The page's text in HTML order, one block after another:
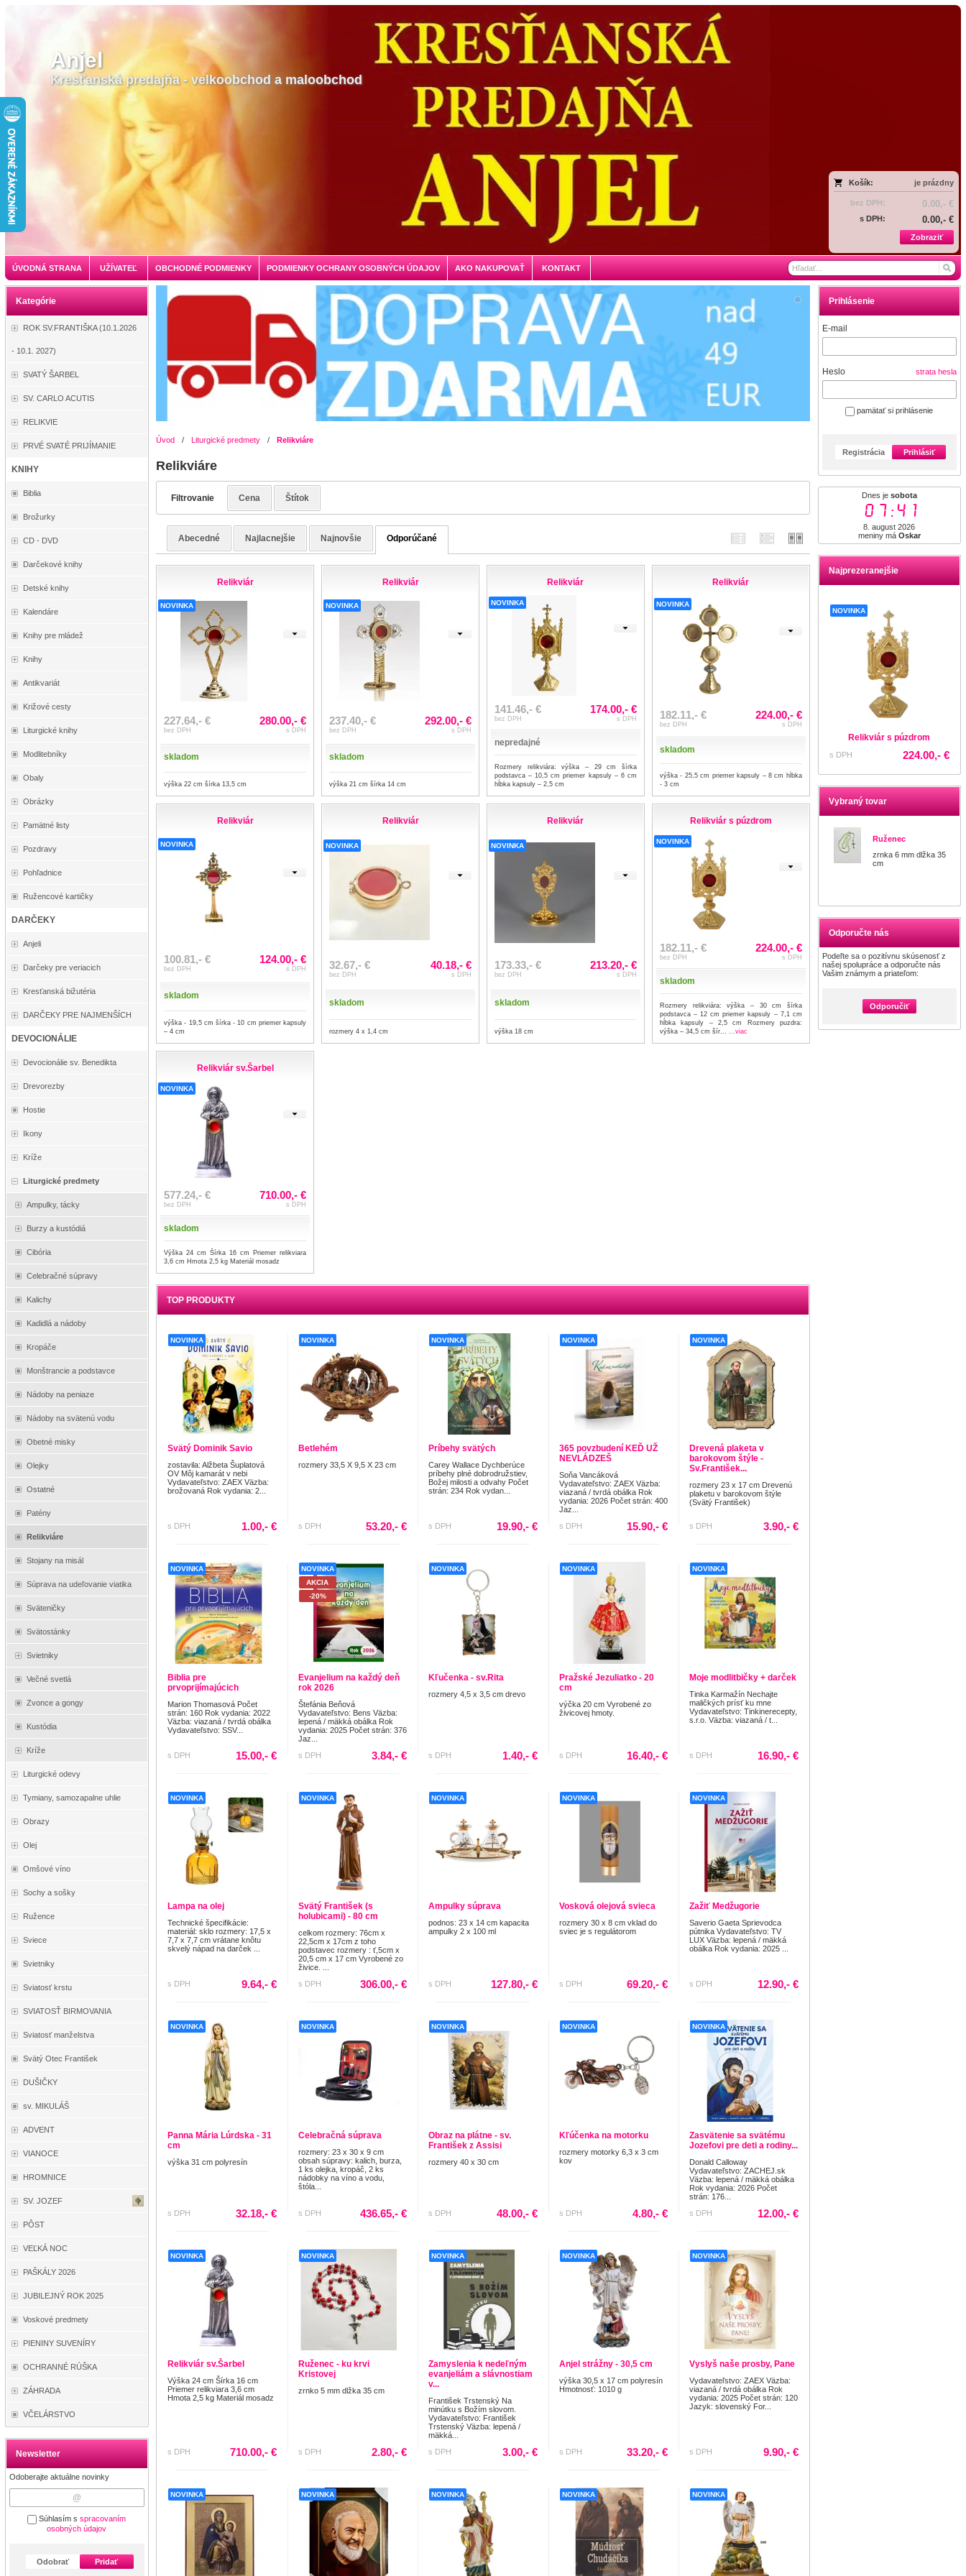
Košík: je prázdny
bez DPH: 0.00,- €
s DPH: 0.00,- €
Zobraziť
Anjel
Kresťanská predajňa - velkoobchod a maloobchod
ÚVODNÁ STRANA UŽÍVATEĽ OBCHODNÉ PODMIENKY PODMIENKY OCHRANY OSOBNÝCH ÚDAJOV AKO NAKUPOVAŤ KONTAKT
Kategórie
ROK SV.FRANTIŠKA (10.1.2026
- 10.1. 2027)
SVATÝ ŠARBEL
SV. CARLO ACUTIS
RELIKVIE
PRVÉ SVATÉ PRIJÍMANIE
KNIHY
Biblia
Brožurky
CD - DVD
Darčekové knihy
Detské knihy
Kalendáre
Knihy pre mládež
Knihy
Antikvariát
Križové cesty
Liturgické knihy
Modlitebníky
Obaly
Obrázky
Pamätné listy
Pozdravy
Pohľadnice
Ružencové kartičky
DARČEKY
Anjeli
Darčeky pre veriacich
Kresťanská bižutéria
DARČEKY PRE NAJMENŠÍCH
DEVOCIONÁLIE
Devocionálie sv. Benedikta
Drevorezby
Hostie
Ikony
Kríže
Liturgické predmety
Ampulky, tácky
Burzy a kustódiá
Cibória
Celebračné súpravy
Kalichy
Kadidlá a nádoby
Kropáče
Monštrancie a podstavce
Nádoby na peniaze
Nádoby na svätenú vodu
Obetné misky
Olejky
Ostatné
Patény
Relikviáre
Stojany na misál
Súprava na udeľovanie viatika
Sväteničky
Svätostánky
Svietniky
Večné svetlá
Zvonce a gongy
Kustódia
Kríže
Liturgické odevy
Tymiany, samozapalne uhlie
Obrazy
Olej
Omšové víno
Sochy a sošky
Ružence
Sviece
Svietniky
Sviatosť krstu
SVIATOSŤ BIRMOVANIA
Sviatosť manželstva
Svätý Otec František
DUŠIČKY
sv. MIKULÁŠ
ADVENT
VIANOCE
HROMNICE
SV. JOZEF
PÔST
VEĽKÁ NOC
PAŠKÁLY 2026
JUBILEJNÝ ROK 2025
Voskové predmety
PIENINY SUVENÍRY
OCHRANNÉ RÚŠKA
ZÁHRADA
VČELÁRSTVO
Newsletter
Odoberajte aktuálne novinky
Súhlasím sspracovaním
osobných údajov
Odobrať Pridať
Prihlásenie
E-mail
Heslo strata hesla
pamätať si prihlásenie
Registrácia Prihlásiť
Dnes je sobota
07:41
8. august 2026
meniny má Oskar
Najprezeranejšie
NOVINKA
Relikviár s púzdrom
s DPH 224.00,- €
Vybraný tovar
Ruženec
zrnka 6 mm dlžka 35
cm
Odporučte nás
Podeľte sa o pozitívnu skúsenosť z
našej spolupráce a odporučte nás
Vašim známym a priateľom:
Odporučiť
Úvod / Liturgické predmety / Relikviáre
Relikviáre
Filtrovanie Cena Štítok
Abecedné Najlacnejšie Najnovšie Odporúčané
Relikviár
NOVINKA
227.64,- €
bez DPH
280.00,- €
s DPH
skladom
výška 22 cm šírka 13,5 cm
Relikviár
NOVINKA
237.40,- €
bez DPH
292.00,- €
s DPH
skladom
výška 21 cm šírka 14 cm
Relikviár
NOVINKA
141.46,- €
bez DPH
174.00,- €
s DPH
nepredajné
Rozmery relikviára: výška – 29 cm šírka
podstavca – 10,5 cm priemer kapsuly – 6 cm
hĺbka kapsuly – 2,5 cm
Relikviár
NOVINKA
182.11,- €
bez DPH
224.00,- €
s DPH
skladom
výška - 25,5 cm priemer kapsuly – 8 cm hĺbka
- 3 cm
Relikviár
NOVINKA
100.81,- €
bez DPH
124.00,- €
s DPH
skladom
výška - 19,5 cm šírka - 10 cm priemer kapsuly
– 4 cm
Relikviár
NOVINKA
32.67,- €
bez DPH
40.18,- €
s DPH
skladom
rozmery 4 x 1,4 cm
Relikviár
NOVINKA
173.33,- €
bez DPH
213.20,- €
s DPH
skladom
výška 18 cm
Relikviár s púzdrom
NOVINKA
182.11,- €
bez DPH
224.00,- €
s DPH
skladom
Rozmery relikviára: výška – 30 cm šírka
podstavca – 12 cm priemer kapsuly – 7,1 cm
hĺbka kapsuly – 2,5 cm Rozmery puzdra:
výška – 34,5 cm šír...
...viac
Relikviár sv.Šarbel
NOVINKA
577.24,- €
bez DPH
710.00,- €
s DPH
skladom
Výška 24 cm Šírka 16 cm Priemer relikviara
3,6 cm Hmota 2,5 kg Materiál mosadz
TOP PRODUKTY
NOVINKA
Svätý Dominik Savio
zostavila: Alžbeta Šuplatová
OV Môj kamarát v nebi
Vydavateľstvo: ZAEX Väzba:
brožovaná Rok vydania: 2...
s DPH 1.00,- €
NOVINKA
Betlehém
rozmery 33,5 X 9,5 X 23 cm
s DPH 53.20,- €
NOVINKA
Príbehy svätých
Carey Wallace Dychberúce
príbehy plné dobrodružstiev,
Božej milosti a odvahy Počet
strán: 234 Rok vydan...
s DPH 19.90,- €
NOVINKA
365 povzbudení KEĎ UŽ
NEVLÁDZEŠ
Soňa Vancáková
Vydavateľstvo: ZAEX Väzba:
viazaná / tvrdá obálka Rok
vydania: 2026 Počet strán: 400
Jaz...
s DPH
15.90,- €
NOVINKA
Drevená plaketa v
barokovom štýle -
Sv.František...
rozmery 23 x 17 cm Drevenú
plaketu v barokovom štýle
(Svätý František)
s DPH 3.90,- €
NOVINKA
Biblia pre
prvoprijímajúcich
Marion Thomasová Počet
strán: 160 Rok vydania: 2022
Väzba: viazaná / tvrdá obálka
Vydavateľstvo: SSV...
s DPH 15.00,- €
NOVINKA
AKCIA
-20%
Evanjelium na každý deň
rok 2026
Štefánia Beňová
Vydavateľstvo: Bens Väzba:
lepená / mäkká obálka Rok
vydania: 2025 Počet strán: 376
Jaz...
s DPH
3.84,- €
NOVINKA
Kľučenka - sv.Rita
rozmery 4,5 x 3,5 cm drevo
s DPH 1.40,- €
NOVINKA
Pražské Jezuliatko - 20
cm
výčka 20 cm Vyrobené zo
živicovej hmoty.
s DPH 16.40,- €
NOVINKA
Moje modlitbičky + darček
Tinka Karmažín Nechajte
maličkých prísť ku mne
Vydavateľstvo: Tinkinerecepty,
s.r.o. Väzba: viazaná / t...
s DPH 16.90,- €
NOVINKA
Lampa na olej
Technické špecifikácie:
materiál: sklo rozmery: 17,5 x
7,7 x 7,7 cm vrátane knôtu
skvelý nápad na darček ...
s DPH 9.64,- €
NOVINKA
Svätý František (s
holubicami) - 80 cm
celkom rozmery: 76cm x
22,5cm x 17cm z toho
podstavec rozmery : ť,5cm x
20,5 cm x 17 cm Vyrobené zo
živice. ...
s DPH
306.00,- €
NOVINKA
Ampulky súprava
podnos: 23 x 14 cm kapacita
ampulky 2 x 100 ml
s DPH 127.80,- €
NOVINKA
Vosková olejová svieca
rozmery 30 x 8 cm vklad do
sviec je s regulátorom
s DPH 69.20,- €
NOVINKA
Zažiť Medžugorie
Saverio Gaeta Sprievodca
pútnika Vydavateľstvo: TV
LUX Väzba: lepená / mäkká
obálka Rok vydania: 2025 ...
s DPH 12.90,- €
NOVINKA
Panna Mária Lúrdska - 31
cm
výška 31 cm polyresín
s DPH 32.18,- €
NOVINKA
Celebračná súprava
rozmery: 23 x 30 x 9 cm
obsah súpravy: kalich, burza,
1 ks olejka, kropáč, 2 ks
nádobky na víno a vodu,
štóla...
s DPH 436.65,- €
NOVINKA
Obraz na plátne - sv.
František z Assisi
rozmery 40 x 30 cm
s DPH 48.00,- €
NOVINKA
Kľúčenka na motorku
rozmery motorky 6,3 x 3 cm
kov
s DPH 4.80,- €
NOVINKA
Zasvätenie sa svätému
Jozefovi pre deti a rodiny...
Donald Calloway
Vydavateľstvo: ZACHEJ.sk
Väzba: lepená / mäkká obálka
Rok vydania: 2026 Počet
strán: 176...
s DPH
12.00,- €
NOVINKA
Relikviár sv.Šarbel
Výška 24 cm Šírka 16 cm
Priemer relikviara 3,6 cm
Hmota 2,5 kg Materiál mosadz
s DPH 710.00,- €
NOVINKA
Ruženec - ku krvi
Kristovej
zrnko 5 mm dlžka 35 cm
s DPH 2.80,- €
NOVINKA
Zamyslenia k nedeľným
evanjeliám a slávnostiam
v...
František Trstenský Na
minútku s Božím slovom.
Vydavateľstvo: František
Trstenský Väzba: lepená /
mäkká...
s DPH
3.00,- €
NOVINKA
Anjel strážny - 30,5 cm
výška 30,5 x 17 cm polyresín
Hmotnosť: 1010 g
s DPH 33.20,- €
NOVINKA
Vyslyš naše prosby, Pane
Vydavateľstvo: ZAEX Väzba:
viazaná / tvrdá obálka Rok
vydania: 2025 Počet strán: 120
Jazyk: slovenský For...
s DPH 9.90,- €
NOVINKA NOVINKA NOVINKA NOVINKA NOVINKA